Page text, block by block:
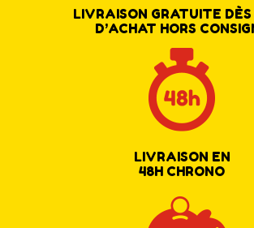
LIVRAISON GRATUITE
D’ACHAT HORS
LIVRAISON EN
48H CHRONO